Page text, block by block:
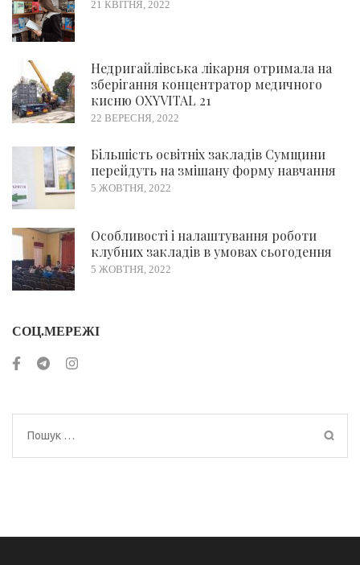
21 КВІТНЯ, 2022
Недригайлівська лікарня отримала на
зберігання концентратор медичного
кисню OXYVITAL 21
22 ВЕРЕСНЯ, 2022
Більшість освітніх закладів Сумщини
перейдуть на змішану форму навчання
5 ЖОВТНЯ, 2022
Особливості і налаштування роботи
клубних закладів в умовах сьогодення
5 ЖОВТНЯ, 2022
СОЦ.МЕРЕЖІ
Пошук: